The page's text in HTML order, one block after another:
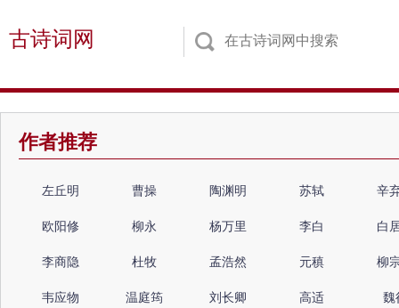
古诗词网
作者推荐
左丘明 曹操 陶渊明 苏轼 辛
欧阳修 柳永 杨万里 李白 白
李商隐 杜牧 孟浩然 元稹 柳
韦应物 温庭筠 刘长卿 高适 魏